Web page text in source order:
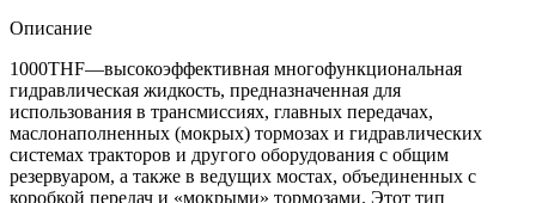
Описание
1000THF—высокоэффективная многофункциональная
гидравлическая жидкость, предназначенная для
использования в трансмиссиях, главных передачах,
маслонаполненных (мокрых) тормозах и гидравлических
системах тракторов и другого оборудования с общим
резервуаром, а также в ведущих мостах, объединенных с
коробкой передач и «мокрыми» тормозами. Этот тип